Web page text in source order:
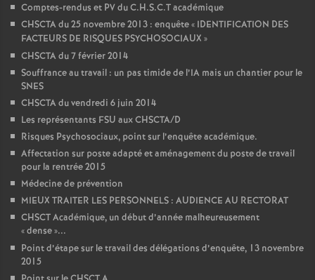
Comptes-rendus et PV du C.H.S.C.T académique
CHSCTA du 25 novembre 2013 : enquête « IDENTIFICATION DES
FACTEURS DE RISQUES PSYCHOSOCIAUX »
CHSCTA du 7 février 2014
Souffrance au travail : un pas timide de l’IA mais un chantier pour le
SNES
CHSCTA du vendredi 6 juin 2014
Les représentants FSU aux CHSCTA/D
Risques Psychosociaux, point sur l’enquête académique.
Affectation sur poste adapté et aménagement du poste de travail
pour la rentrée 2015
Médecine de prévention
MIEUX TRAITER LES PERSONNELS : AUDIENCE AU RECTORAT
CHSCT Académique, un début d’année malheureusement
«dense»...
Point d’étape sur le travail des délégations d’enquête, 13 novembre
2015